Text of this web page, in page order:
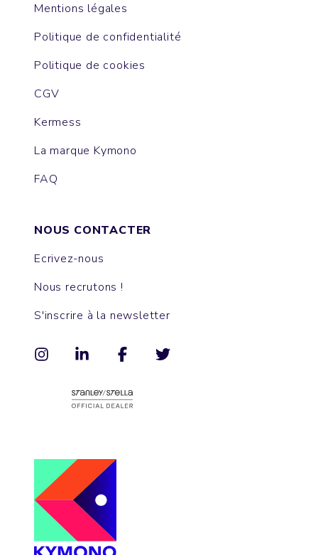
Mentions légales
Politique de confidentialité
Politique de cookies
CGV
Kermess
La marque Kymono
FAQ
NOUS CONTACTER
Ecrivez-nous
Nous recrutons !
S'inscrire à la newsletter